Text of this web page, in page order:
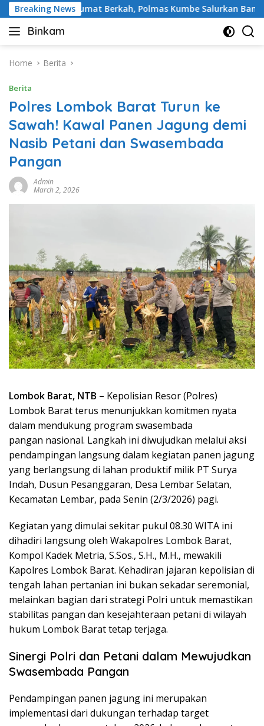
Skip
to
content
Breaking News
Jumat Berkah, Polmas Kumbe Salurkan Bantuan Beras
Binkam
Home Berita
Berita
Polres Lombok Barat Turun ke
Sawah! Kawal Panen Jagung demi
Nasib Petani dan Swasembada
Pangan
Admin
March 2, 2026
Lombok Barat, NTB – Kepolisian Resor (Polres)
Lombok Barat terus menunjukkan komitmen nyata
dalam mendukung program swasembada
pangan nasional. Langkah ini diwujudkan melalui aksi
pendampingan langsung dalam kegiatan panen jagung
yang berlangsung di lahan produktif milik PT Surya
Indah, Dusun Pesanggaran, Desa Lembar Selatan,
Kecamatan Lembar, pada Senin (2/3/2026) pagi.
Kegiatan yang dimulai sekitar pukul 08.30 WITA ini
dihadiri langsung oleh Wakapolres Lombok Barat,
Kompol Kadek Metria, S.Sos., S.H., M.H., mewakili
Kapolres Lombok Barat. Kehadiran jajaran kepolisian di
tengah lahan pertanian ini bukan sekadar seremonial,
melainkan bagian dari strategi Polri untuk memastikan
stabilitas pangan dan kesejahteraan petani di wilayah
hukum Lombok Barat tetap terjaga.
Sinergi Polri dan Petani dalam Mewujudkan
Swasembada Pangan
Pendampingan panen jagung ini merupakan
implementasi dari dukungan terhadap target